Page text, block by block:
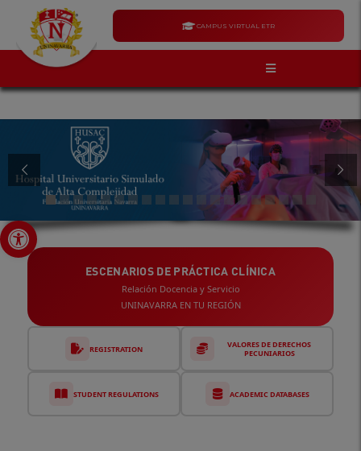
Open toolbar
CAMPUS VIRTUAL ETR
REGISTRATION
VALORES DE DERECHOS
PECUNIARIOS
ESCENARIOS DE PRÁCTICA CLÍNICA
Relación Docencia y Servicio
UNINAVARRA EN TU REGIÓN
STUDENT REGULATIONS ACADEMIC DATABASES